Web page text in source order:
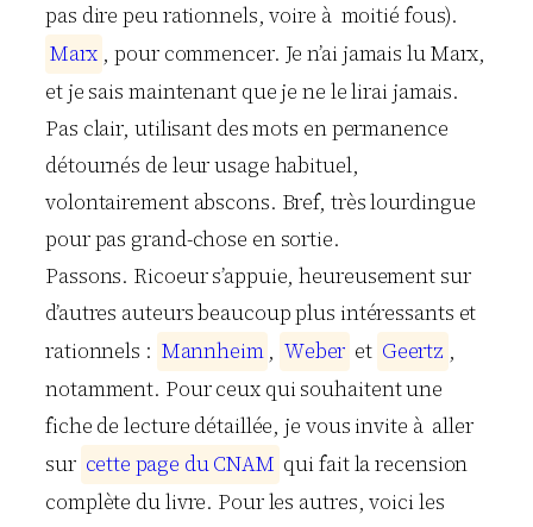
pas dire peu rationnels, voire à moitié fous).
Marx , pour commencer. Je n’ai jamais lu Marx,
et je sais maintenant que je ne le lirai jamais.
Pas clair, utilisant des mots en permanence
détournés de leur usage habituel,
volontairement abscons. Bref, très lourdingue
pour pas grand-chose en sortie.
Passons. Ricoeur s’appuie, heureusement sur
d’autres auteurs beaucoup plus intéressants et
rationnels : Mannheim , Weber et Geertz ,
notamment. Pour ceux qui souhaitent une
fiche de lecture détaillée, je vous invite à aller
sur cette page duCNAM qui fait la recension
complète du livre. Pour les autres, voici les